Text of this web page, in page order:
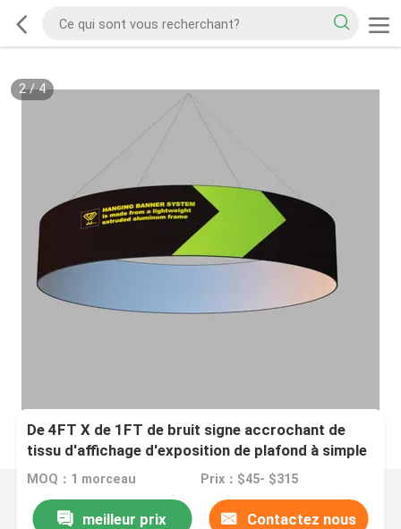
2/4
De 4FT X de 1FT de bruit signe accrochant de
tissu d'affichage d'exposition de plafond à simple
face de peinture
MOQ：1 morceau Prix：$45- $315
meilleur prix Contactez nous